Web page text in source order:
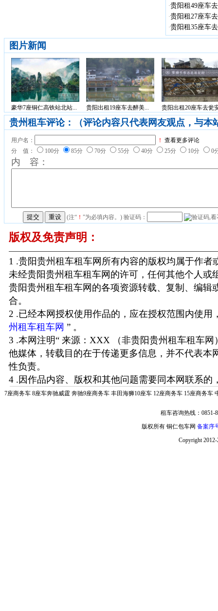
·贵阳租49座车
·贵阳租27座车
·贵阳租35座车
图片新闻
豪华7座铜仁高铁站北站... 贵阳出租19座车去醉美... 贵阳出租20座车去瓮
贵州租车评论：（评论内容只代表网友观点，与本
用户名： ！ 查看更多评论
分 值：
100分 85分 70分 55分 40分 25分 10分 0
内 容：
(注“ ！ ”为必填内容。) 验证码：
版权及免责声明：
1 .贵阳贵州租车租车网所有内容的版权均属于作者
未经贵阳贵州租车租车网的许可，任何其他个人或
贵阳贵州租车租车网的各项资源转载、复制、编辑
合。
2 .已经本网授权使用作品的，应在授权范围内使用
州租车租车网 ” 。
3 .本网注明“ 来源：XXX （非贵阳贵州租车租车网
他媒体，转载目的在于传递更多信息，并不代表本
性负责。
4 .因作品内容、版权和其他问题需要同本网联系的
7座商务车 8座车奔驰威霆 奔驰9座商务车 丰田海狮10座车 12座商务车 15座商务车
租车咨询热线：0851-
版权所有 铜仁包车网 备案序
Copyright